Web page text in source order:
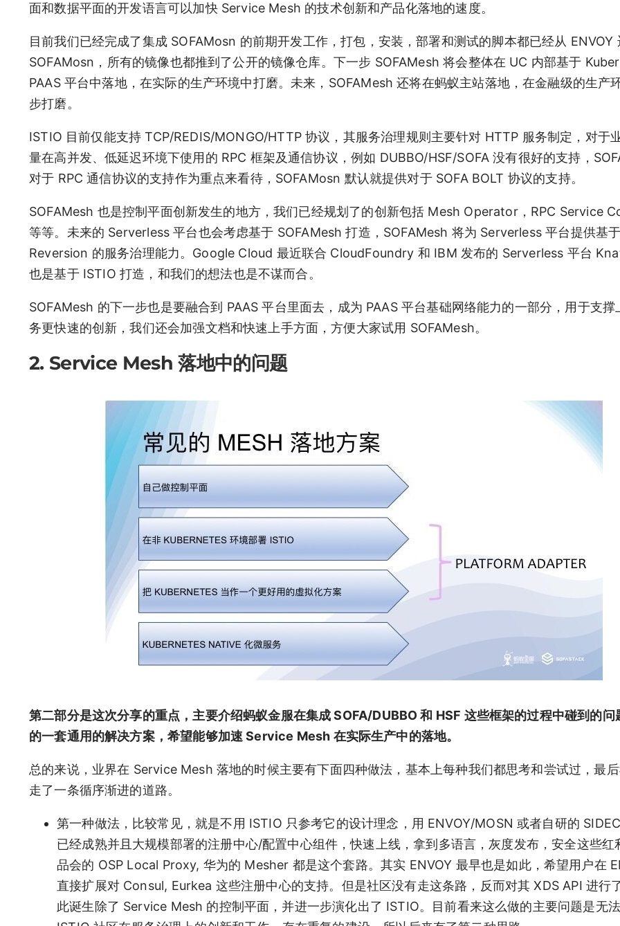
面和数据平面的开发语言可以加快 Service Mesh 的技术创新和产品化落地的速度。
目前我们已经完成了集成 SOFAMosn 的前期开发工作，打包，安装，部署和测试的脚本都已经从 ENVOY
SOFAMosn，所有的镜像也都推到了公开的镜像仓库。下一步 SOFAMesh 将会整体在 UC 内部基于
PAAS 平台中落地，在实际的生产环境中打磨。未来，SOFAMesh 还将在蚂蚁主站落地，在金融级的生产
步打磨。
ISTIO 目前仅能支持 TCP/REDIS/MONGO/HTTP 协议，其服务治理规则主要针对 HTTP 服务制定，对于
量在高并发、低延迟环境下使用的 RPC 框架及通信协议，例如 DUBBO/HSF/SOFA 没有很好的支持，
对于 RPC 通信协议的支持作为重点来看待，SOFAMosn 默认就提供对于 SOFA BOLT 协议的支持。
SOFAMesh 也是控制平面创新发生的地方，我们已经规划了的创新包括 Mesh Operator，RPC Service
等等。未来的 Serverless 平台也会考虑基于 SOFAMesh 打造，SOFAMesh 将为 Serverless 平台提供基于
Reversion 的服务治理能力。Google Cloud 最近联合 CloudFoundry 和 IBM 发布的 Serverless 平台
也是基于 ISTIO 打造，和我们的想法也是不谋而合。
SOFAMesh 的下一步也是要融合到 PAAS 平台里面去，成为 PAAS 平台基础网络能力的一部分，用于支撑
务更快速的创新，我们还会加强文档和快速上手方面，方便大家试用 SOFAMesh。
2. Service Mesh 落地中的问题
第二部分是这次分享的重点，主要介绍蚂蚁金服在集成 SOFA/DUBBO 和 HSF 这些框架的过程中碰到的问
的一套通用的解决方案，希望能够加速 Service Mesh 在实际生产中的落地。
总的来说，业界在 Service Mesh 落地的时候主要有下面四种做法，基本上每种我们都思考和尝试过，最
走了一条循序渐进的道路。
第一种做法，比较常见，就是不用 ISTIO 只参考它的设计理念，用 ENVOY/MOSN 或者自研的
已经成熟并且大规模部署的注册中心/配置中心组件，快速上线，拿到多语言，灰度发布，安全这些红
品会的 OSP Local Proxy, 华为的 Mesher 都是这个套路。其实 ENVOY 最早也是如此，希望用户在
直接扩展对 Consul, Eurkea 这些注册中心的支持。但是社区没有走这条路，反而对其 XDS API 进行
此诞生除了 Service Mesh 的控制平面，并进一步演化出了 ISTIO。目前看来这么做的主要问题是无